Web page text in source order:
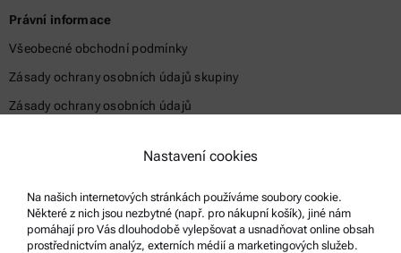
Právní informace
Všeobecné obchodní podmínky
Zásady ochrany osobních údajů skupiny
Zásady ochrany osobních údajů
Ochranné známky
Systém oznamování nekalých praktik
Nastavení cookies
Na našich internetových stránkách používáme soubory cookie.
Některé z nich jsou nezbytné (např. pro nákupní košík), jiné nám
pomáhají pro Vás dlouhodobě vylepšovat a usnadňovat online obsah
prostřednictvím analýz, externích médií a marketingových služeb.